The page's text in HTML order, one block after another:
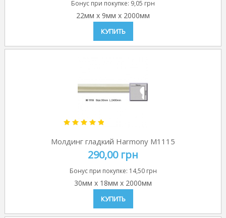
Бонус при покупке: 9,05 грн
22мм x 9мм x 2000мм
КУПИТЬ
Молдинг гладкий Harmony M1115
290,00 грн
Бонус при покупке: 14,50 грн
30мм x 18мм x 2000мм
КУПИТЬ